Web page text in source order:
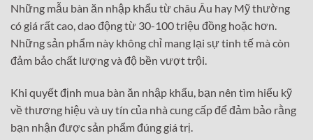
Những mẫu bàn ăn nhập khẩu từ châu Âu hay Mỹ thường
có giá rất cao, dao động từ 30-100 triệu đồng hoặc hơn.
Những sản phẩm này không chỉ mang lại sự tinh tế mà còn
đảm bảo chất lượng và độ bền vượt trội.
Khi quyết định mua bàn ăn nhập khẩu, bạn nên tìm hiểu kỹ
về thương hiệu và uy tín của nhà cung cấp để đảm bảo rằng
bạn nhận được sản phẩm đúng giá trị.